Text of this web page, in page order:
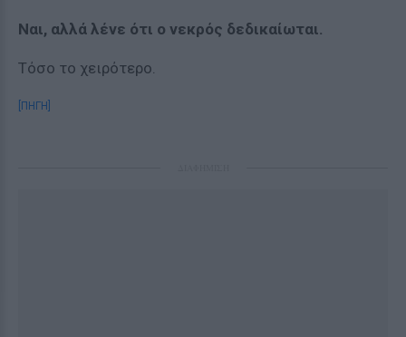
Ναι, αλλά λένε ότι ο νεκρός δεδικαίωται.
Τόσο το χειρότερο.
[ΠΗΓΗ]